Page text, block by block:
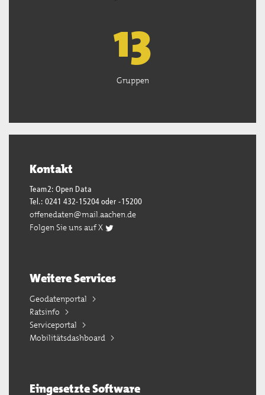
13
Gruppen
Kontakt
Team2: Open Data
Tel.: 0241 432-15204 oder -15200
offenedaten@mail.aachen.de
Folgen Sie uns auf X
Weitere Services
Geodatenportal
Ratsinfo
Serviceportal
Mobilitätsdashboard
Eingesetzte Software